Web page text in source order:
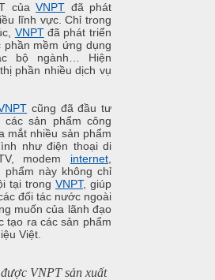
củaVNPT đã phát
lĩnh vực. Chỉ trong
VNPTđã phát triển
mềm ứng dụng
bộ ngành… Hiện
phần nhiều dịch vụ
cũng đã đầu tư
sản phẩm công
mắt nhiều sản phẩm
như điện thoại di
modem internet,
phẩm này không chỉ
tại trong VNPT, giúp
đối tác nước ngoài
muốn của lãnh đạo
tạo ra các sản phẩm
Việt.
VNPT sản xuất